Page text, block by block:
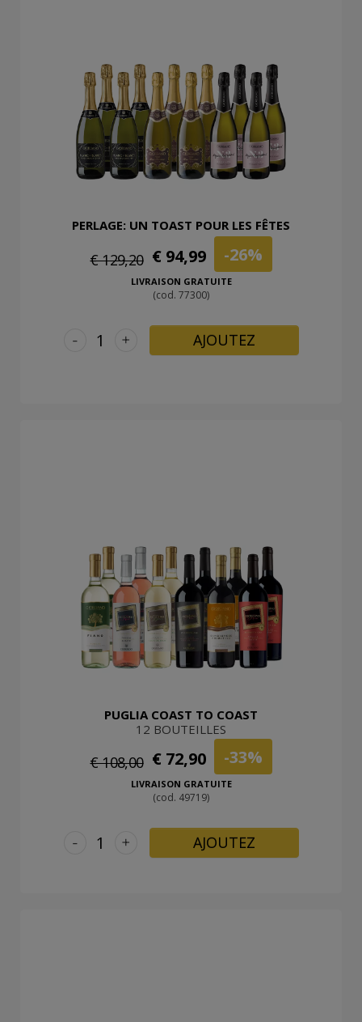
PERLAGE: UN TOAST POUR LES FÊTES
€ 129,20 € 94,99 -26%
LIVRAISON GRATUITE
(cod. 77300)
+
- AJOUTEZ
PUGLIA COAST TO COAST
12 BOUTEILLES
€ 108,00 € 72,90 -33%
LIVRAISON GRATUITE
(cod. 49719)
+
- AJOUTEZ